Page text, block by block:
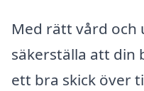
Med rätt vård och
säkerställa att din
ett bra skick över